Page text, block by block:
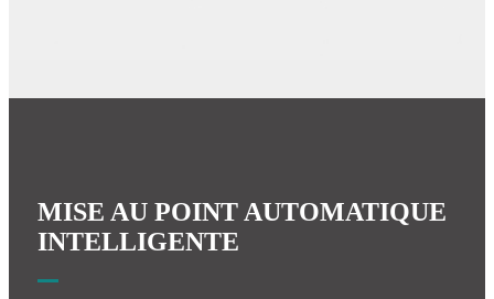
MISE AU POINT AUTOMATIQUE
INTELLIGENTE